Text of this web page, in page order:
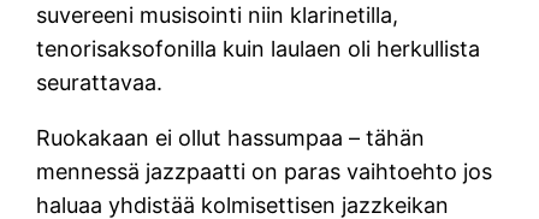
suvereeni musisointi niin klarinetilla,
tenorisaksofonilla kuin laulaen oli herkullista
seurattavaa.
Ruokakaan ei ollut hassumpaa – tähän
mennessä jazzpaatti on paras vaihtoehto jos
haluaa yhdistää kolmisettisen jazzkeikan